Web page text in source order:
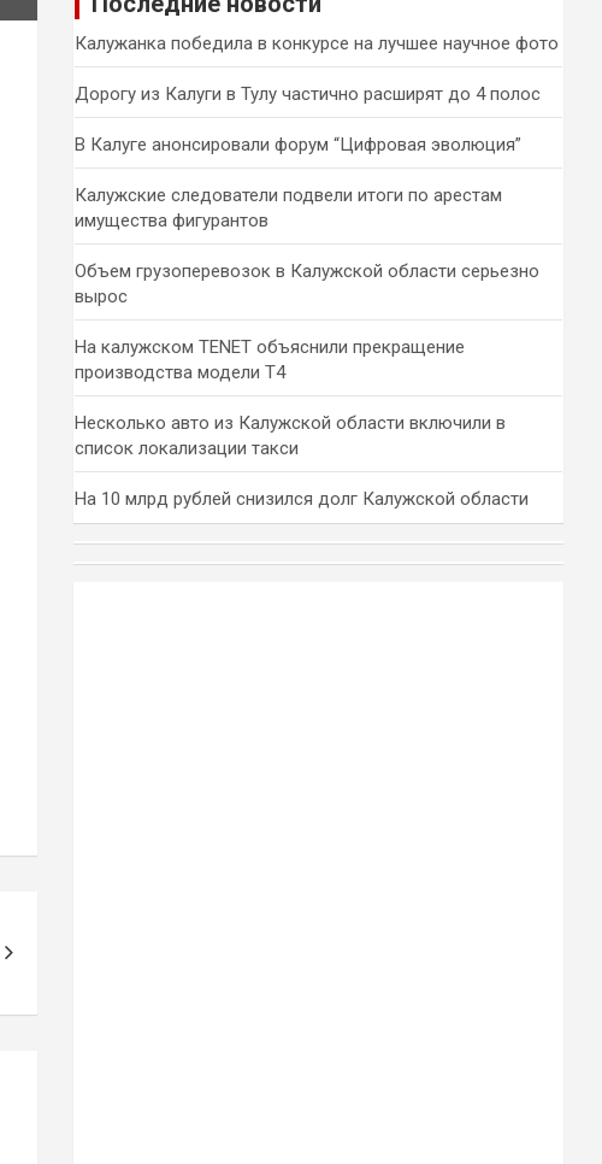
Калужанка победила в конкурсе на лучшее научное фото
Дорогу из Калуги в Тулу частично расширят до 4 полос
В Калуге анонсировали форум “Цифровая эволюция”
Калужские следователи подвели итоги по арестам
имущества фигурантов
Объем грузоперевозок в Калужской области серьезно
вырос
На калужском TENET объяснили прекращение
производства модели T4
Несколько авто из Калужской области включили в
список локализации такси
На 10 млрд рублей снизился долг Калужской области